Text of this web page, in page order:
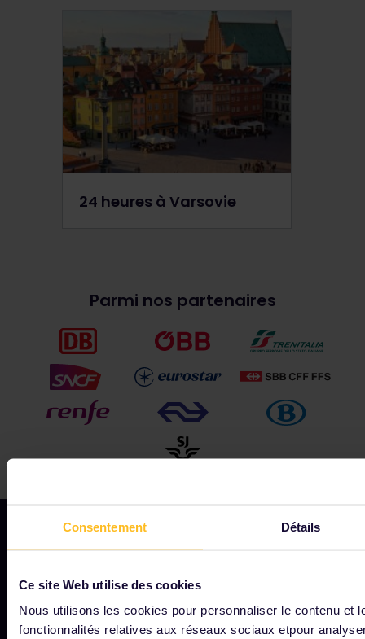
Consentement Détails
Ce site Web utilise des cookies
Nous utilisons les cookies pour personnaliser le contenu et
fonctionnalités relatives aux réseaux sociaux etpour
24 heures à Varsovie
Parmi nos partenaires
NOTRE SOCIÉTÉ
Notre profil